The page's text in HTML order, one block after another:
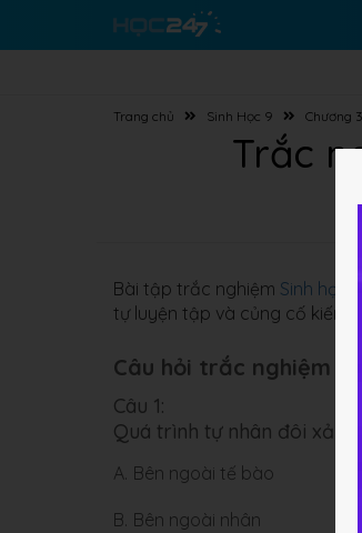
Trang chủ Sinh Học 9 Chương
Trắc
Bài tập trắc nghiệm Sinh học 9
tự luyện tập và củng cố kiến
Câu hỏi trắc nghiệm
Câu 1:
Quá trình tự nhân đôi xảy ra
A. Bên ngoài tế bào
B. Bên ngoài nhân